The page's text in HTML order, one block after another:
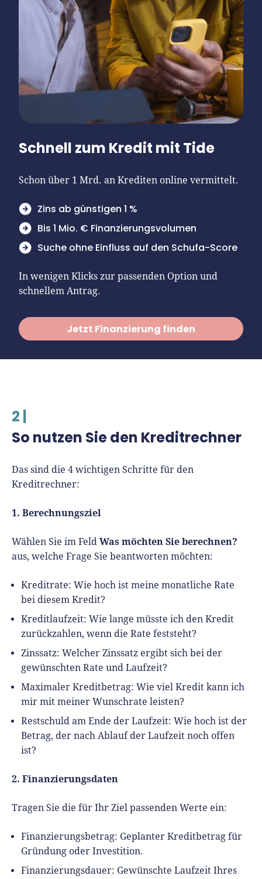
Schnell zum Kredit mit Tide
Schon über 1 Mrd. an Krediten online vermittelt.
Zins ab günstigen 1 %
Bis 1 Mio. € Finanzierungsvolumen
Suche ohne Einfluss auf den Schufa-Score
In wenigen Klicks zur passenden Option und
schnellem Antrag.
Jetzt Finanzierung finden
2 |
So nutzen Sie den Kreditrechner
Das sind die 4 wichtigen Schritte für den
Kreditrechner:
1. Berechnungsziel
Wählen Sie im Feld Was möchten Sie berechnen?
aus, welche Frage Sie beantworten möchten:
Kreditrate: Wie hoch ist meine monatliche Rate
bei diesem Kredit?
Kreditlaufzeit: Wie lange müsste ich den Kredit
zurückzahlen, wenn die Rate feststeht?
Zinssatz: Welcher Zinssatz ergibt sich bei der
gewünschten Rate und Laufzeit?
Maximaler Kreditbetrag: Wie viel Kredit kann ich
mir mit meiner Wunschrate leisten?
Restschuld am Ende der Laufzeit: Wie hoch ist der
Betrag, der nach Ablauf der Laufzeit noch offen
ist?
2. Finanzierungsdaten
Tragen Sie die für Ihr Ziel passenden Werte ein:
Finanzierungsbetrag: Geplanter Kreditbetrag für
Gründung oder Investition.
Finanzierungsdauer: Gewünschte Laufzeit Ihres